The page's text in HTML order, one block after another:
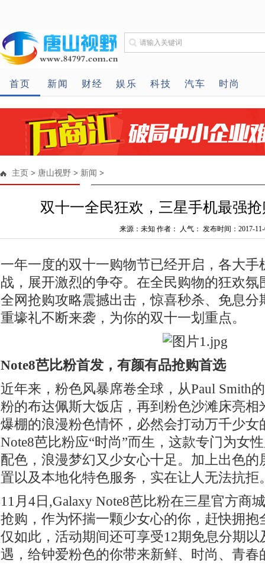
首页 新闻 财经 娱乐 科技 汽车 时尚
主页 > 唐山视野 > 新闻 >
双十一全民狂欢，三星手机最强
来源：未知 作者： 人气： 发布时间：2017-11-
一年一度的双十一购物节已经开启，各大手
战，展开激烈的争夺。在全民购物的狂欢氛
全网抢购攻略震撼出击，惊喜秒杀、免息分
重壕礼不断来袭，为你的双十一划重点。
Note8芭比粉首发，有颜有品抢购首选
近年来，粉色风暴席卷全球，从Paul Smith
粉的布达佩斯大饭店，再到粉色沙滩床亮相
爆棚的浪漫粉色情怀，必然会打动万千少女
Note8芭比粉应“时尚”而生，这款专门为女
配色，浪漫梦幻又少女心十足。加上出色的
置以及本地化特色服务，实在让人无法抗拒
11月4日,Galaxy Note8芭比粉在三星官方商
抢购，作为怀揣一颗少女心的你，赶快拥抱
仅如此，活动期间还可享受12期免息分期以
遇，给钟爱粉色的你带来新鲜、时尚、青春